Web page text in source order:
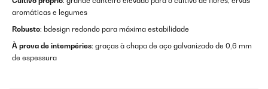
aromáticas e legumes
Robusto: bdesign redondo para máxima estabilidade
À prova de intempéries: graças à chapa de aço galvanizado de 0,6 mm
de espessura